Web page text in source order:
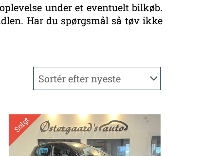
under et eventuelt bilkøb.
Har du spørgsmål så tøv ikke
Solgt